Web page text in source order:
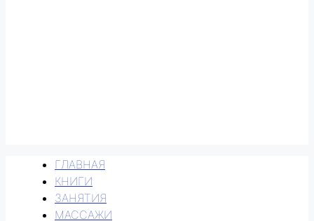
ГЛАВНАЯ
КНИГИ
ЗАНЯТИЯ
МАССАЖИ